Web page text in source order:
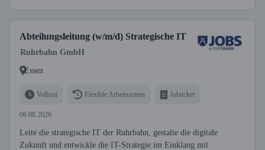
Abteilungsleitung (w/m/d) Strategische IT
Ruhrbahn GmbH
Essen
Vollzeit Flexible Arbeitszeiten Jobticket
06.08.2026
Leite die strategische IT der Ruhrbahn, gestalte die digitale
Zukunft und entwickle die IT-Strategie im Einklang mit